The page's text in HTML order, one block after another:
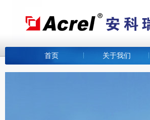
首页 关于我们